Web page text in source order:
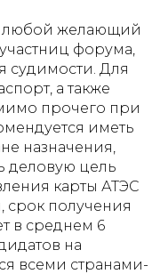
любой желающий
форума,
судимости. Для
а также
прочего при
иметь
назначения,
деловую цель
карты АТЭС
срок получения
в среднем 6
на
всеми странами-